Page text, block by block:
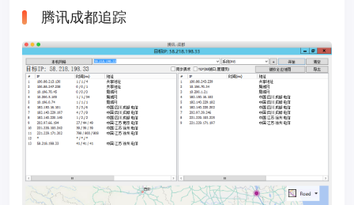
腾讯成都追踪